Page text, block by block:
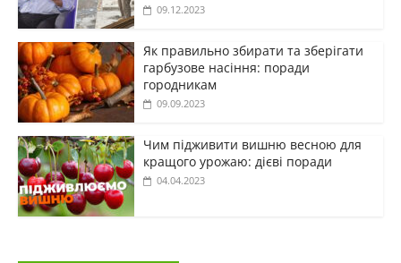
09.12.2023
Як правильно збирати та зберігати
гарбузове насіння: поради
городникам
09.09.2023
Чим підживити вишню весною для
кращого урожаю: дієві поради
04.04.2023